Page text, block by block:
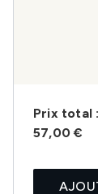
Prix ​​total :
57,00 €